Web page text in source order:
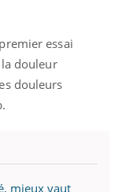
essai
douleur
douleurs
mieux vaut